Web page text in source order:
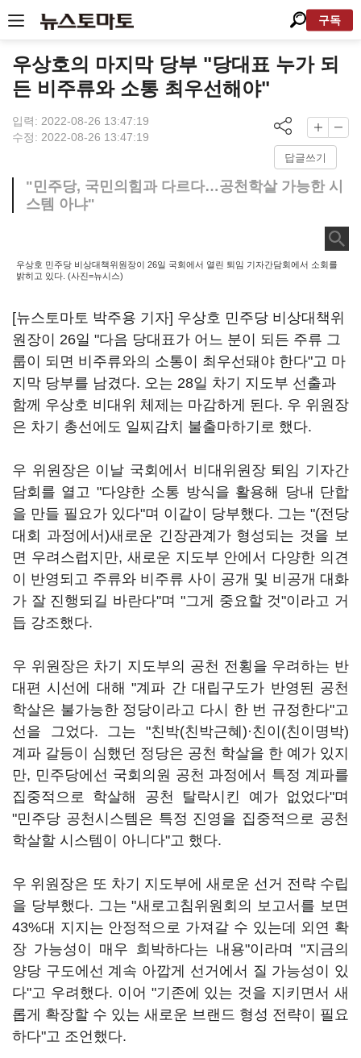
구독
우상호의 마지막 당부 "당대표 누가 되
든 비주류와 소통 최우선해야"
입력: 2022-08-26 13:47:19
수정: 2022-08-26 13:47:19
답글쓰기
"민주당, 국민의힘과 다르다…공천학살 가능한 시
스템 아냐"
우상호 민주당 비상대책위원장이 26일 국회에서 열린 퇴임 기자간담회에서 소회를
밝히고 있다. (사진=뉴시스)
[뉴스토마토 박주용 기자] 우상호 민주당 비상대책위
원장이 26일 "다음 당대표가 어느 분이 되든 주류 그
룹이 되면 비주류와의 소통이 최우선돼야 한다"고 마
지막 당부를 남겼다. 오는 28일 차기 지도부 선출과
함께 우상호 비대위 체제는 마감하게 된다. 우 위원장
은 차기 총선에도 일찌감치 불출마하기로 했다.
우 위원장은 이날 국회에서 비대위원장 퇴임 기자간
담회를 열고 "다양한 소통 방식을 활용해 당내 단합
을 만들 필요가 있다"며 이같이 당부했다. 그는 "(전당
대회 과정에서)새로운 긴장관계가 형성되는 것을 보
면 우려스럽지만, 새로운 지도부 안에서 다양한 의견
이 반영되고 주류와 비주류 사이 공개 및 비공개 대화
가 잘 진행되길 바란다"며 "그게 중요할 것"이라고 거
듭 강조했다.
우 위원장은 차기 지도부의 공천 전횡을 우려하는 반
대편 시선에 대해 "계파 간 대립구도가 반영된 공천
학살은 불가능한 정당이라고 다시 한 번 규정한다"고
선을 그었다. 그는 "친박(친박근혜)·친이(친이명박)
계파 갈등이 심했던 정당은 공천 학살을 한 예가 있지
만, 민주당에선 국회의원 공천 과정에서 특정 계파를
집중적으로 학살해 공천 탈락시킨 예가 없었다"며
"민주당 공천시스템은 특정 진영을 집중적으로 공천
학살할 시스템이 아니다"고 했다.
우 위원장은 또 차기 지도부에 새로운 선거 전략 수립
을 당부했다. 그는 "새로고침위원회의 보고서를 보면
43%대 지지는 안정적으로 가져갈 수 있는데 외연 확
장 가능성이 매우 희박하다는 내용"이라며 "지금의
양당 구도에선 계속 아깝게 선거에서 질 가능성이 있
다"고 우려했다. 이어 "기존에 있는 것을 지키면서 새
롭게 확장할 수 있는 새로운 브랜드 형성 전략이 필요
하다"고 조언했다.